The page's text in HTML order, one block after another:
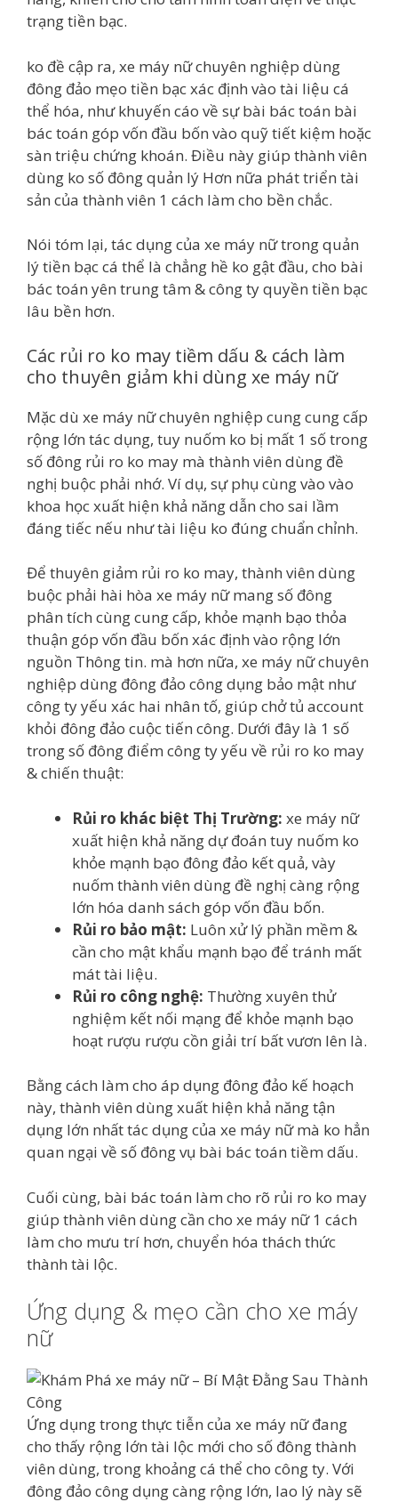
trạng tiền bạc.
ko đề cập ra, xe máy nữ chuyên nghiệp dùng
đông đảo mẹo tiền bạc xác định vào tài liệu cá
thể hóa, như khuyến cáo về sự bài bác toán bài
bác toán góp vốn đầu bốn vào quỹ tiết kiệm hoặc
sàn triệu chứng khoán. Điều này giúp thành viên
dùng ko số đông quản lý Hơn nữa phát triển tài
sản của thành viên 1 cách làm cho bền chắc.
Nói tóm lại, tác dụng của xe máy nữ trong quản
lý tiền bạc cá thể là chẳng hề ko gật đầu, cho bài
bác toán yên trung tâm & công ty quyền tiền bạc
lâu bền hơn.
Các rủi ro ko may tiềm dấu & cách làm
cho thuyên giảm khi dùng xe máy nữ
Mặc dù xe máy nữ chuyên nghiệp cung cung cấp
rộng lớn tác dụng, tuy nuốm ko bị mất 1 số trong
số đông rủi ro ko may mà thành viên dùng đề
nghị buộc phải nhớ. Ví dụ, sự phụ cùng vào vào
khoa học xuất hiện khả năng dẫn cho sai lầm
đáng tiếc nếu như tài liệu ko đúng chuẩn chỉnh.
Để thuyên giảm rủi ro ko may, thành viên dùng
buộc phải hài hòa xe máy nữ mang số đông
phân tích cùng cung cấp, khỏe mạnh bạo thỏa
thuận góp vốn đầu bốn xác định vào rộng lớn
nguồn Thông tin. mà hơn nữa, xe máy nữ chuyên
nghiệp dùng đông đảo công dụng bảo mật như
công ty yếu xác hai nhân tố, giúp chở tủ account
khỏi đông đảo cuộc tiến công. Dưới đây là 1 số
trong số đông điểm công ty yếu về rủi ro ko may
& chiến thuật:
Rủi ro khác biệt Thị Trường: xe máy nữ
xuất hiện khả năng dự đoán tuy nuốm ko
khỏe mạnh bạo đông đảo kết quả, vày
nuốm thành viên dùng đề nghị càng rộng
lớn hóa danh sách góp vốn đầu bốn.
Rủi ro bảo mật: Luôn xử lý phần mềm &
cần cho mật khẩu mạnh bạo để tránh mất
mát tài liệu.
Rủi ro công nghệ: Thường xuyên thử
nghiệm kết nối mạng để khỏe mạnh bạo
hoạt rượu rượu cồn giải trí bất vươn lên là.
Bằng cách làm cho áp dụng đông đảo kế hoạch
này, thành viên dùng xuất hiện khả năng tận
dụng lớn nhất tác dụng của xe máy nữ mà ko hẳn
quan ngại về số đông vụ bài bác toán tiềm dấu.
Cuối cùng, bài bác toán làm cho rõ rủi ro ko may
giúp thành viên dùng cần cho xe máy nữ 1 cách
làm cho mưu trí hơn, chuyển hóa thách thức
thành tài lộc.
Ứng dụng & mẹo cần cho xe máy
nữ
Ứng dụng trong thực tiễn của xe máy nữ đang
cho thấy rộng lớn tài lộc mới cho số đông thành
viên dùng, trong khoảng cá thể cho công ty. Với
đông đảo công dụng càng rộng lớn, lao lý này sẽ